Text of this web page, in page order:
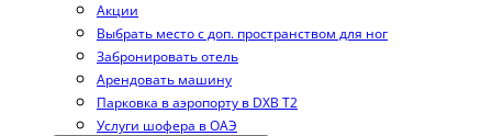
Акции
Выбрать место с доп. пространством для ног
Забронировать отель
Арендовать машину
Парковка в аэропорту в DXB T2
Услуги шофера в ОАЭ